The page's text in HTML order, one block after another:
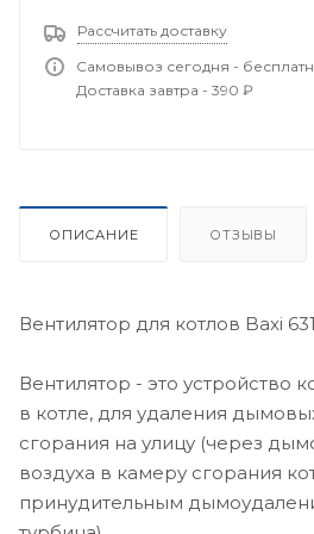
Рассчитать доставку
Самовывоз сегодня -
Доставка завтра - 390 ₽
ОПИСАНИЕ ОТЗЫВЫ
Вентилятор для котлов Baxi
Вентилятор - это устройство
в котле, для удаления
сгорания на улицу (через
воздуха в камеру сгорания
принудительным